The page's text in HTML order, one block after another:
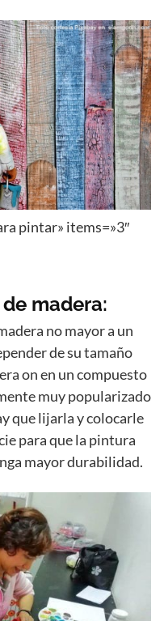
pintar» items=»3″
madera:
no mayor a un
de su tamaño
on en un compuesto
muy popularizado
que lijarla y colocarle
para que la pintura
mayor durabilidad.